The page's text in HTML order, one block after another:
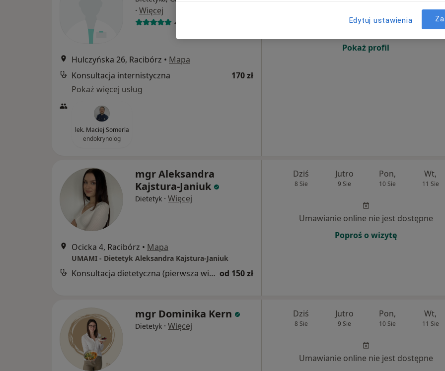
· Więcej
43 opinie
Hulczyńska 26, Racibórz • Mapa
Konsultacja internistyczna
170 zł
Pokaż więcej usług
lek. Maciej Somerla
endokrynolog
Umawianie online nie jest dostępne
Pokaż profil
mgr Aleksandra
Kajstura-Janiuk
Dietetyk · Więcej
Ocicka 4, Racibórz • Mapa
UMAMI - Dietetyk Aleksandra Kajstura-Janiuk
Konsultacja dietetyczna (pierwsza wizyta) od 150 zł
Dziś
8 Sie
Jutro
9 Sie
Pon,
10 Sie
Wt,
11 Sie
Umawianie online nie jest dostępne
Poproś o wizytę
mgr Dominika Kern
Dietetyk · Więcej
Dziś
8 Sie
Jutro
9 Sie
Pon,
10 Sie
Wt,
11 Sie
Umawianie online nie jest dostępne
Edytuj ustawienia